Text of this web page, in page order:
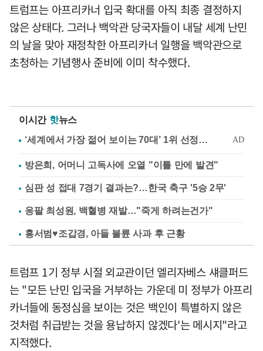
트럼프는 아프리카너 입국 확대를 아직 최종 결정하지
않은 상태다. 그러나 백악관 당국자들이 내달 세계 난민
의 날을 맞아 재정착한 아프리카너 일행을 백악관으로
초청하는 기념행사 준비에 이미 착수했다.
이시간 핫뉴스
방은희, 어머니 고독사에 오열 "이틀 만에 발견"
심판 성 접대 7경기 결과는?…한국 축구 '5승 2무'
응팔 최성원, 백혈병 재발…"죽게 하려는건가"
홍서범♥조갑경, 아들 불륜 사과 후 근황
트럼프 1기 정부 시절 외교관이던 엘리자베스 섀클퍼드
는 "모든 난민 입국을 거부하는 가운데 미 정부가 아프리
카너들에 동정심을 보이는 것은 백인이 특별하지 않은
것처럼 취급받는 것을 용납하지 않겠다'는 메시지"라고
지적했다.